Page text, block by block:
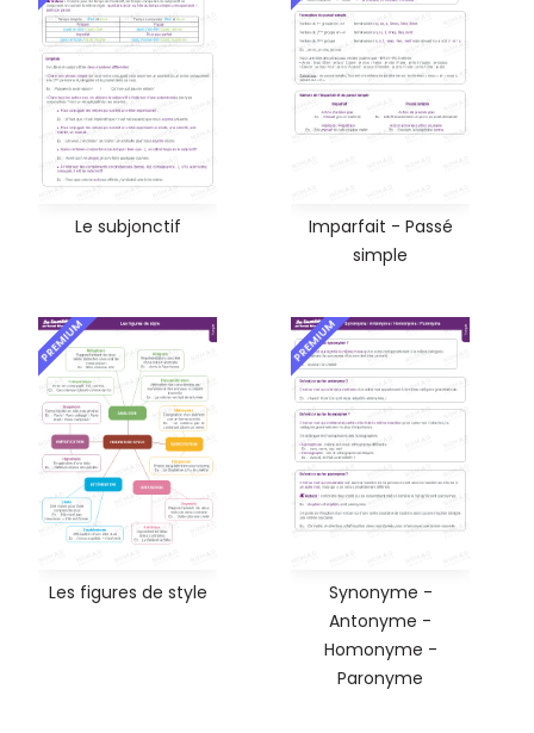
Le subjonctif
Imparfait - Passé
simple
PREMIUM
Les figures de style
PREMIUM
Synonyme -
Antonyme -
Homonyme -
Paronyme